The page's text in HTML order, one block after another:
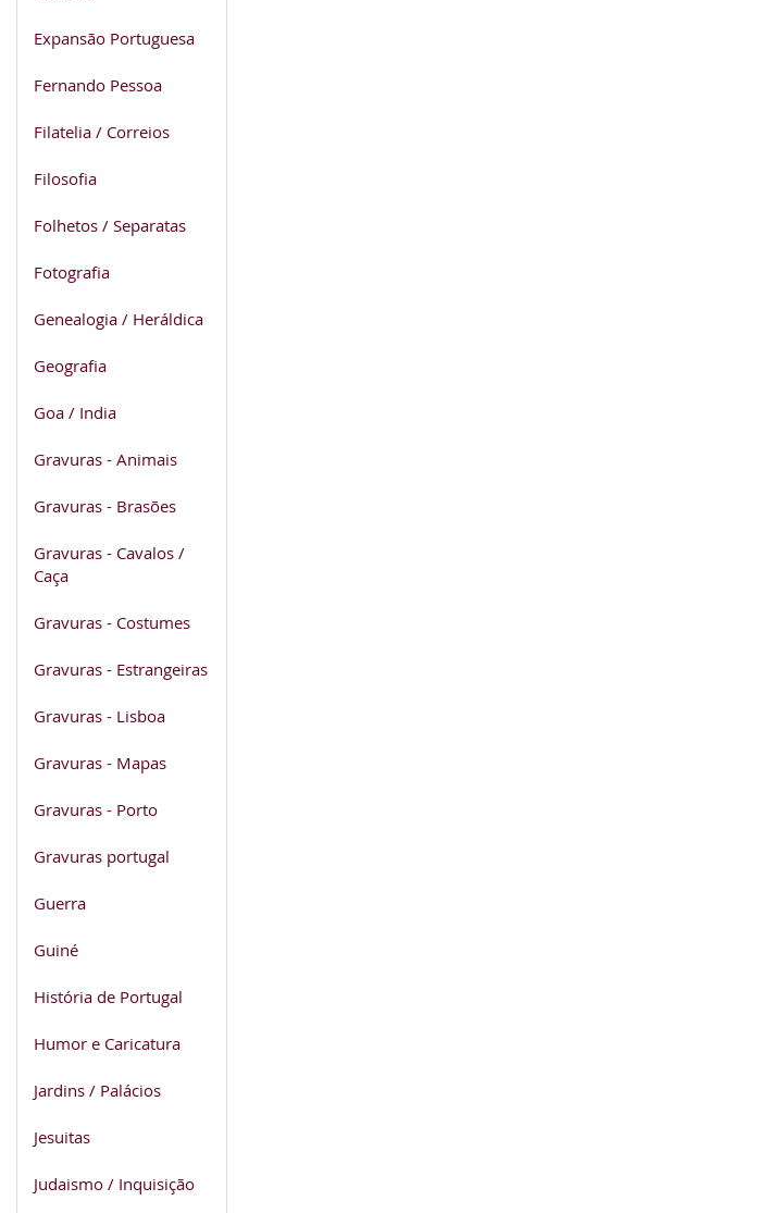
Expansão Portuguesa
Fernando Pessoa
Filatelia / Correios
Filosofia
Folhetos / Separatas
Fotografia
Genealogia / Heráldica
Geografia
Goa / India
Gravuras - Animais
Gravuras - Brasões
Gravuras - Cavalos /
Caça
Gravuras - Costumes
Gravuras - Estrangeiras
Gravuras - Lisboa
Gravuras - Mapas
Gravuras - Porto
Gravuras portugal
Guerra
Guiné
História de Portugal
Humor e Caricatura
Jardins / Palácios
Jesuitas
Judaismo / Inquisição